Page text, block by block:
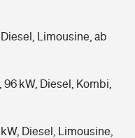
Limousine, ab
96 kW, Diesel, Kombi,
Diesel, Limousine,